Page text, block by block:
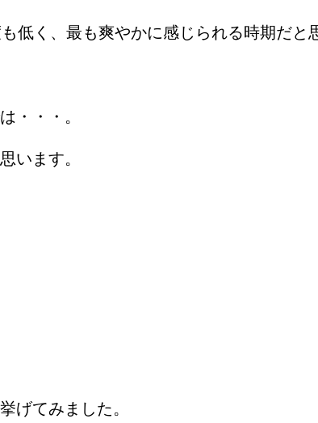
低く、最も爽やかに感じられる時期だと
・・・。
います。
げてみました。